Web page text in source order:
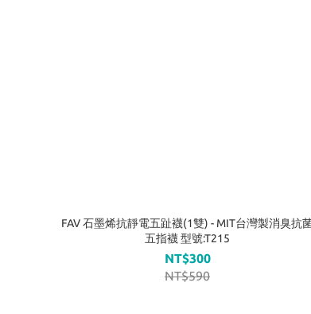
FAV 石墨烯抗靜電五趾襪(1雙) - MIT台灣製消臭抗
五指襪 型號:T215
NT$300
NT$590